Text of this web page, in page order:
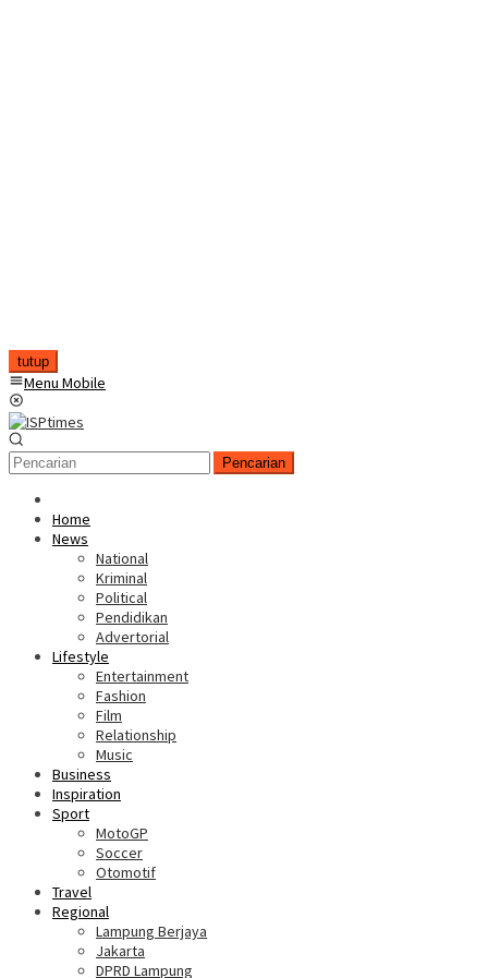
tutup
Menu Mobile
Pencarian
Home
News
National
Kriminal
Political
Pendidikan
Advertorial
Lifestyle
Entertainment
Fashion
Film
Relationship
Music
Business
Inspiration
Sport
MotoGP
Soccer
Otomotif
Travel
Regional
Lampung Berjaya
Jakarta
DPRD Lampung